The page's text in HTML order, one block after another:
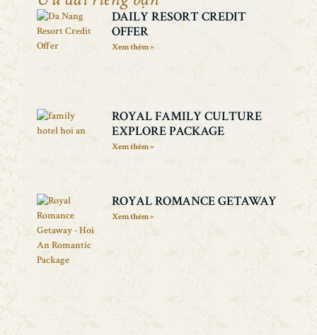
DAILY RESORT CREDIT
OFFER
Xem thêm »
ROYAL FAMILY CULTURE
EXPLORE PACKAGE
Xem thêm »
ROYAL ROMANCE GETAWAY
Xem thêm »